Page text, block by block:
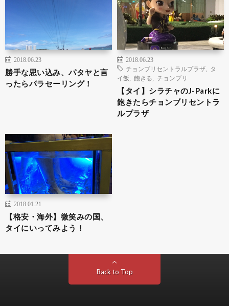
2018.06.23
勝手な思い込み、パタヤと言
ったらパラセーリング！
2018.06.23
チョンブリセントラルプラザ
タ
イ飯
飽きる チョンブリ
【タイ】シラチャのJ-Parkに
飽きたらチョンブリセントラ
ルプラザ
2018.01.21
【格安・海外】微笑みの国、
タイにいってみよう！
Back to Top